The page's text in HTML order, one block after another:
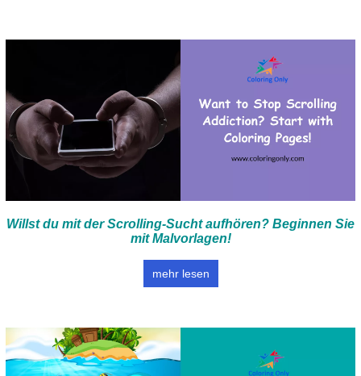
Willst du mit der Scrolling-Sucht aufhören? Beginnen Sie
mit Malvorlagen!
mehr lesen